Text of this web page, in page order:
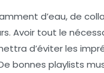
d’eau, de
Avoir tout le
d’éviter les
bonnes playlists